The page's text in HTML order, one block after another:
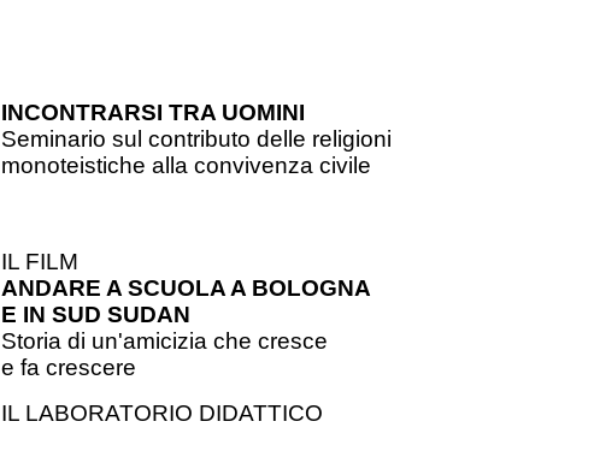
INCONTRARSI TRA UOMINI
Seminario sul contributo delle religioni
monoteistiche alla convivenza civile
IL FILM
ANDARE A SCUOLA A BOLOGNA
E IN SUD SUDAN
Storia di un'amicizia che cresce
e fa crescere
IL LABORATORIO DIDATTICO